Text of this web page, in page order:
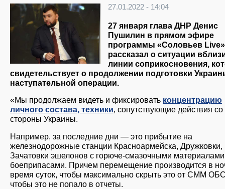
27.01.2022 - 14:04
27 января глава ДНР Денис
Пушилин в прямом эфире
программы «Соловьев Live»
рассказал о ситуации
линии соприкосновения,
свидетельствует о продолжении подготовки
наступательной операции.
«Мы продолжаем видеть и фиксировать концентрацию
личного состава, техники, сопутствующие действия со
стороны Украины.
Например, за последние дни — это прибытие на
железнодорожные станции Красноармейска, Дружковки,
Зачатовки эшелонов с горюче-смазочными
боеприпасами. Причем перемещение производится в
время суток, чтобы максимально скрыть это от СММ
чтобы это не попало в отчеты.